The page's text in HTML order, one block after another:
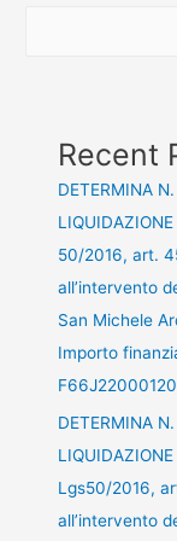
Recent
DETERMINA
50/2016, art.
all’intervento
San Michele
Importo
DETERMINA
Lgs50/2016,
all’intervento